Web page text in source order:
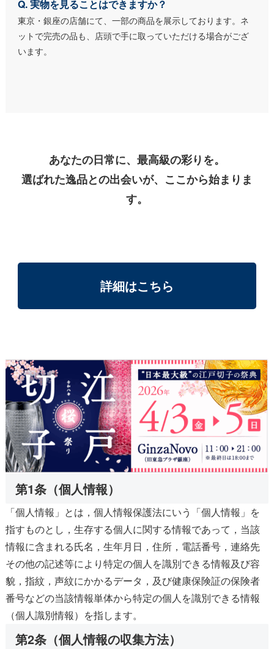
Q. 実物を見ることはできますか？
東京・銀座の店舗にて、一部の商品を展示しております。ネ
ットで完売の品も、店頭で手に取っていただける場合がござ
います。
あなたの日常に、最高級の彩りを。
選ばれた逸品との出会いが、ここから始まりま
す。
詳細はこちら
第1条（個人情報）
「個人情報」とは，個人情報保護法にいう「個人情報」を
指すものとし，生存する個人に関する情報であって，当該
情報に含まれる氏名，生年月日，住所，電話番号，連絡先
その他の記述等により特定の個人を識別できる情報及び容
貌，指紋，声紋にかかるデータ，及び健康保険証の保険者
番号などの当該情報単体から特定の個人を識別できる情報
（個人識別情報）を指します。
第2条（個人情報の収集方法）